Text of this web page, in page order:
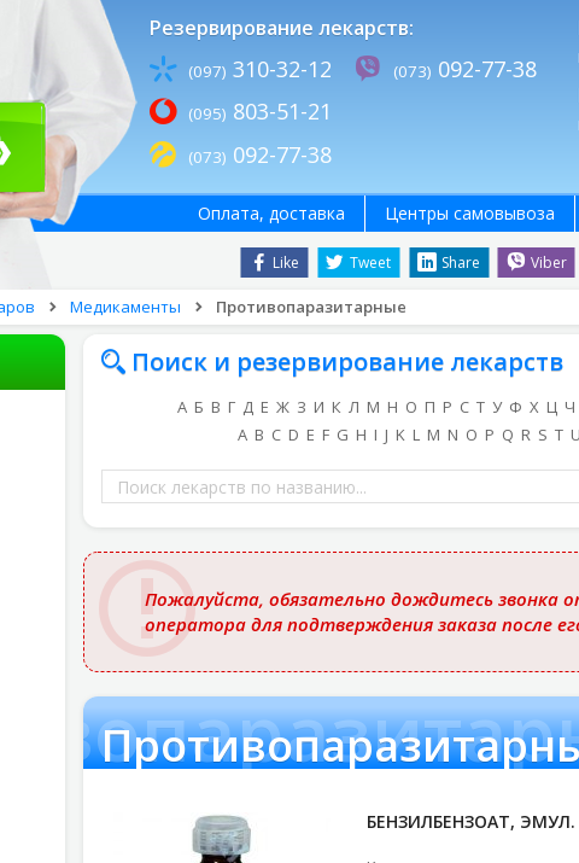
Резервирование лекарств:
(097) 310-32-12
(095) 803-51-21
(073) 092-77-38
(073) 092-77-38
Like Tweet Share Viber
Оплата, доставка Центры самовывоза
Медикаменты Противопаразитарные
Поиск и резервирование лекарств
А Б В Г Д Е Ж З И К Л М Н О П Р С Т У Ф Х Ц Ч
A B C D E F G H I J K L M N O P Q R S T U
Поиск
лекарств
по
названию
Пожалуйста, обязательно дождитесь звонка
оператора для подтверждения заказа после
БЕНЗИЛБЕНЗОАТ, ЭМУЛ.